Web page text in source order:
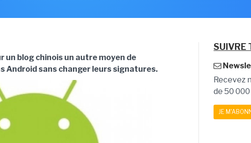
un blog chinois un autre moyen de
Android sans changer leurs signatures.
SUIVRE
Recevez
de 50
JE